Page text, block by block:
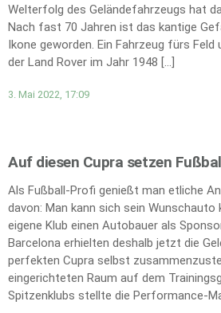
Welterfolg des Geländefahrzeugs hat
Nach fast 70 Jahren ist das kantige
Ikone geworden. Ein Fahrzeug fürs
der Land Rover im Jahr 1948 […]
3. Mai 2022, 17:09
Auf diesen Cupra setzen
Als Fußball-Profi genießt man etliche
davon: Man kann sich sein Wunschauto
eigene Klub einen Autobauer als
Barcelona erhielten deshalb jetzt die
perfekten Cupra selbst
eingerichteten Raum auf dem
Spitzenklubs stellte die Performance-